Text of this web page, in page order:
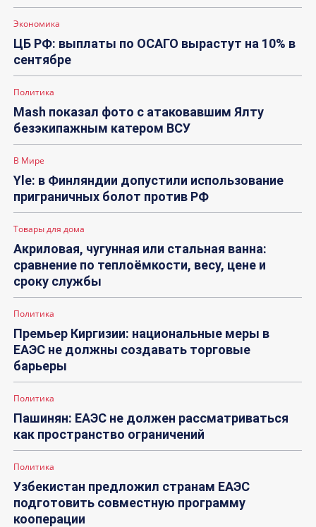
Экономика
ЦБ РФ: выплаты по ОСАГО вырастут на 10% в
сентябре
Политика
Mash показал фото с атаковавшим Ялту
безэкипажным катером ВСУ
В Мире
Yle: в Финляндии допустили использование
приграничных болот против РФ
Товары для дома
Акриловая, чугунная или стальная ванна:
сравнение по теплоёмкости, весу, цене и
сроку службы
Политика
Премьер Киргизии: национальные меры в
ЕАЭС не должны создавать торговые
барьеры
Политика
Пашинян: ЕАЭС не должен рассматриваться
как пространство ограничений
Политика
Узбекистан предложил странам ЕАЭС
подготовить совместную программу
кооперации